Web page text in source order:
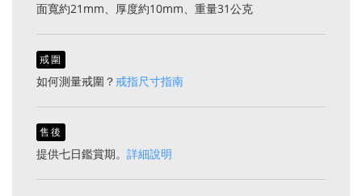
面寬約21mm、厚度約10mm、重量31公克
戒圍
如何測量戒圍？戒指尺寸指南
售後
提供七日鑑賞期。 詳細說明